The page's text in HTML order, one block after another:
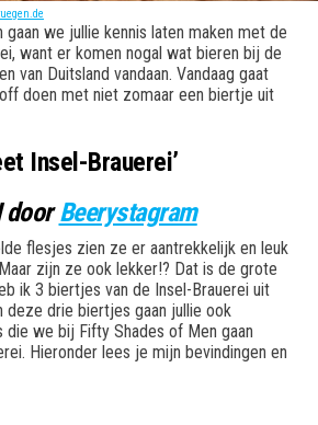
gaan we jullie kennis laten maken met de
want er komen nogal wat bieren bij de
van Duitsland vandaan. Vandaag gaat
doen met niet zomaar een biertje uit
Insel-Brauerei’
doorBeerystagram
flesjes zien ze er aantrekkelijk en leuk
zijn ze ook lekker!? Dat is de grote
ik 3 biertjes van de Insel-Brauerei uit
deze drie biertjes gaan jullie ook
die we bij Fifty Shades of Men gaan
Hieronder lees je mijn bevindingen en